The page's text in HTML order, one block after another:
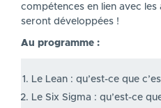
compétences en lien avec
seront développées !
Au programme :
Le Lean : qu’est-ce que
Le Six Sigma : qu’est-ce